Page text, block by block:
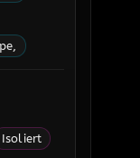
Isoliert